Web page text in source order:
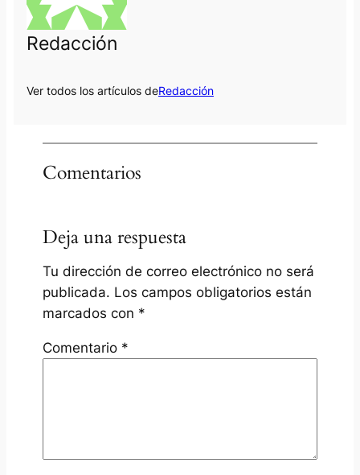
Redacción
Ver todos los artículos deRedacción
Comentarios
Deja una respuesta
Tu dirección de correo electrónico no será
publicada. Los campos obligatorios están
marcados con *
Comentario *